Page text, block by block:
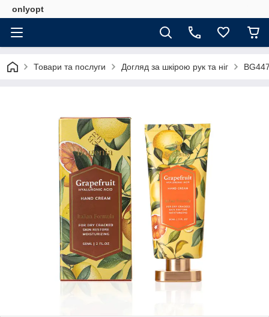
onlyopt
Товари та послуги Догляд за шкірою рук та ніг